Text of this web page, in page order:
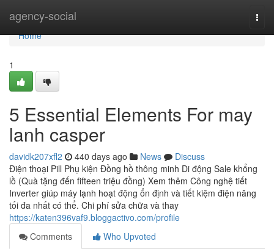
agency-social
Home
Home
1
5 Essential Elements For may
lanh casper
davidk207xfl2 440 days ago News
Discuss
Điện thoại Pill Phụ kiện Đồng hồ thông minh Di động Sale khổng
lồ (Quà tặng đến fifteen triệu đồng) Xem thêm Công nghệ tiết
Inverter giúp máy lạnh hoạt động ổn định và tiết kiệm điện năng
tối đa nhất có thể. Chi phí sửa chữa và thay
https://katen396vaf9.bloggactivo.com/profile
Comments
Who Upvoted